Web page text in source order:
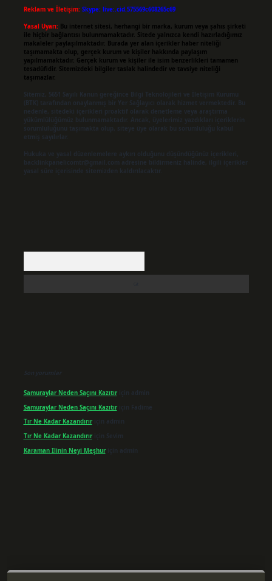
Reklam ve İletişim: Skype: live:.cid.575569c608265c69
Yasal Uyarı: Bu internet sitesi, herhangi bir marka, kurum veya şahıs şirketi
ile hiçbir bağlantısı bulunmamaktadır. Sitede yalnızca kendi hazırladığımız
makaleler paylaşılmaktadır. Burada yer alan içerikler haber niteliği
taşımamakta olup, gerçek kurum ve kişiler hakkında paylaşım
yapılmamaktadır. Gerçek kurum ve kişiler ile isim benzerlikleri tamamen
tesadüfidir. Sitemizdeki bilgiler taslak halindedir ve tavsiye niteliği
taşımazlar.
Sitemiz, 5651 Sayılı Kanun gereğince Bilgi Teknolojileri ve İletişim Kurumu
(BTK) tarafından onaylanmış bir Yer Sağlayıcı olarak hizmet vermektedir. Bu
nedenle, sitedeki içerikleri proaktif olarak denetleme veya araştırma
yükümlülüğümüz bulunmamaktadır. Ancak, üyelerimiz yazdıkları içeriklerin
sorumluluğunu taşımakta olup, siteye üye olarak bu sorumluluğu kabul
etmiş sayılırlar.
Hukuka ve yasal düzenlemelere aykırı olduğunu düşündüğünüz içerikleri,
backlinkpanelicomtr@gmail.com
adresine bildirmeniz halinde, ilgili içerikler
yasal süre içerisinde sitemizden kaldırılacaktır.
Son yorumlar
Samuraylar Neden Saçını Kazıtıriçin admin
Samuraylar Neden Saçını Kazıtıriçin Fadime
Tır Ne Kadar Kazandırıriçin admin
Tır Ne Kadar Kazandırıriçin Sevim
Karaman Ilinin Neyi Meşhuriçin admin